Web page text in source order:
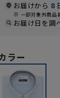
お届けから 8
一部対象外商品
お届け日を調
ラー